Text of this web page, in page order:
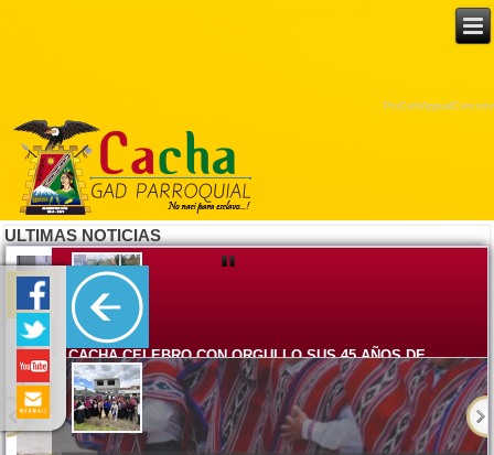
ProCurbAppealConcrete
ULTIMAS NOTICIAS
CACHA CELEBRO CON ORGULLO SUS 45 AÑOS DE
PARROQUIALIZACION
Lunes, 08 Junio 2026 15:17